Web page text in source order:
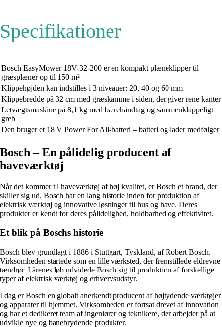
Specifikationer
Bosch EasyMower 18V-32-200 er en kompakt plæneklipper til
græsplæner op til 150 m²
Klippehøjden kan indstilles i 3 niveauer: 20, 40 og 60 mm
Klippebredde på 32 cm med græskamme i siden, der giver rene kanter
Letvægtsmaskine på 8,1 kg med bærehåndtag og sammenklappeligt
greb
Den bruger et 18 V Power For All-batteri – batteri og lader medfølger
Bosch – En pålidelig producent af
haveværktøj
Når det kommer til haveværktøj af høj kvalitet, er Bosch et brand, der
skiller sig ud. Bosch har en lang historie inden for produktion af
elektrisk værktøj og innovative løsninger til hus og have. Deres
produkter er kendt for deres pålidelighed, holdbarhed og effektivitet.
Et blik på Boschs historie
Bosch blev grundlagt i 1886 i Stuttgart, Tyskland, af Robert Bosch.
Virksomheden startede som en lille værksted, der fremstillede eldrevne
tændrør. I årenes løb udvidede Bosch sig til produktion af forskellige
typer af elektrisk værktøj og erhvervsudstyr.
I dag er Bosch en globalt anerkendt producent af højtydende værktøjer
og apparater til hjemmet. Virksomheden er fortsat drevet af innovation
og har et dedikeret team af ingeniører og teknikere, der arbejder på at
udvikle nye og banebrydende produkter.